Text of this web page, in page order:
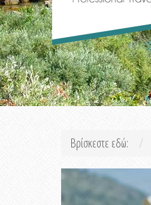
Βρίσκεστε εδώ: